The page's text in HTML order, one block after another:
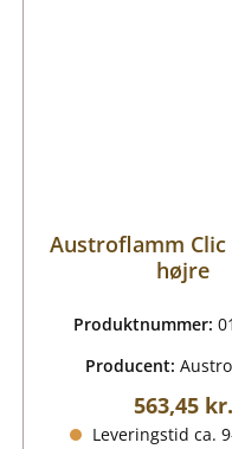
Austroflamm Clic
højre
Produktnummer:
Producent:
563,45 kr.
Leveringstid ca.